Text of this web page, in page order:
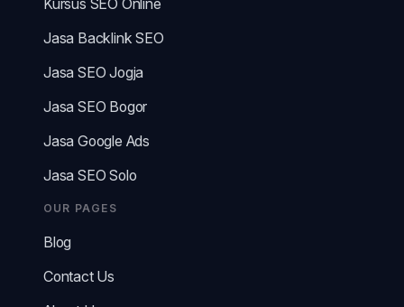
Kursus SEO Online
Jasa Backlink SEO
Jasa SEO Jogja
Jasa SEO Bogor
Jasa Google Ads
Jasa SEO Solo
OUR PAGES
Blog
Contact Us